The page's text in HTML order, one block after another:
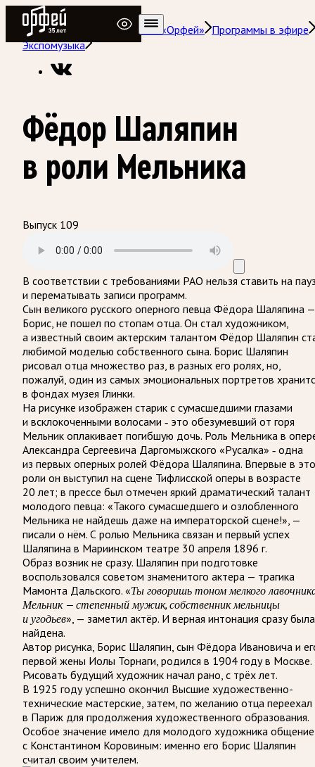
Радио Орфей
Радио классической музыки «Орфей» Программы в эфире
Экспомузыка
Фёдор Шаляпин
в роли Мельника
Выпуск 109
В соответствии с требованиями РАО нельзя ставить на
и перематывать записи программ.
Сын великого русского оперного певца Фёдора Шаляпина —
Борис, не пошел по стопам отца. Он стал художником,
а известный своим актерским талантом Фёдор Шаляпин
любимой моделью собственного сына. Борис Шаляпин
рисовал отца множество раз, в разных его ролях, но,
пожалуй, один из самых эмоциональных портретов
в фондах музея Глинки.
На рисунке изображен старик с сумасшедшими глазами
и всклокоченными волосами ‑ это обезумевший от горя
Мельник оплакивает погибшую дочь. Роль Мельника в
Александра Сергеевича Даргомыжского «Русалка» ‑ одна
из первых оперных ролей Фёдора Шаляпина. Впервые в
роли он выступил на сцене Тифлисской оперы в возрасте
20 лет; в прессе был отмечен яркий драматический талант
молодого певца: «Такого сумасшедшего и озлобленного
Мельника не найдешь даже на императорской сцене!», —
писали о нём. С ролью Мельника связан и первый успех
Шаляпина в Мариинском театре 30 апреля 1896 г.
Образ возник не сразу. Шаляпин при подготовке
воспользовался советом знаменитого актера — трагика
Мамонта Дальского. «Ты говоришь тоном мелкого
Мельник — степенный мужик, собственник мельницы
и угодьев», — заметил актёр. И верная интонация сразу была
найдена.
Автор рисунка, Борис Шаляпин, сын Фёдора Ивановича и
первой жены Иолы Торнаги, родился в 1904 году в Москве.
Рисовать будущий художник начал рано, с трёх лет.
В 1925 году успешно окончил Высшие художественно-
технические мастерские, затем, по желанию отца переехал
в Париж для продолжения художественного образования.
Особое значение имело для молодого художника общение
с Константином Коровиным: именно его Борис Шаляпин
считал своим учителем.